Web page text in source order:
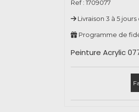
Ref : 1709077
Livraison 3 à 5
Programme de
Peinture Acrylic